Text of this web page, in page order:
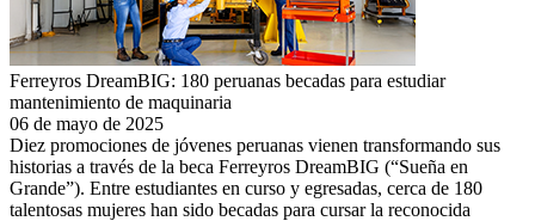
Ferreyros DreamBIG: 180 peruanas becadas para estudiar
mantenimiento de maquinaria
06 de mayo de 2025
Diez promociones de jóvenes peruanas vienen transformando sus
historias a través de la beca Ferreyros DreamBIG (“Sueña en
Grande”). Entre estudiantes en curso y egresadas, cerca de 180
talentosas mujeres han sido becadas para cursar la reconocida